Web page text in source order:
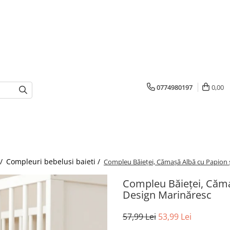
0774980197 0,00
Compleuri bebelusi baieti / Compleu Băieței, Cămașă Albă cu
Compleu Băieței,
Design Marinăresc
57,99 Lei 53,99 Lei